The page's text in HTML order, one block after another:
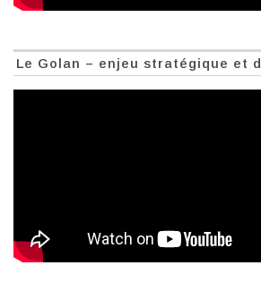
Le Golan – enjeu stratégique et